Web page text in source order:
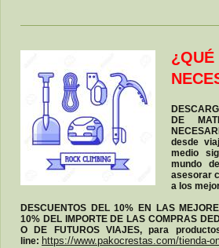
DE
desde
medio
mundo
asesorar
a los
DESCUENTOS DEL 10% EN LAS
10% DEL IMPORTE DE LAS COMPRAS
O DE FUTUROS VIAJES, para
line: https://www.pakocrestas.com/tienda-